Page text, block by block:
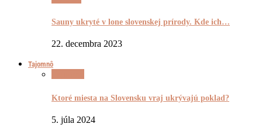
Sauny ukryté v lone slovenskej prírody. Kde ich…
22. decembra 2023
Tajomnô
Ktoré miesta na Slovensku vraj ukrývajú poklad?
5. júla 2024